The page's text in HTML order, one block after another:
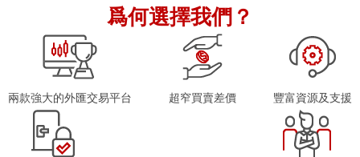
爲何選擇我們？
兩款強大的外匯交易平台 超窄買賣差價 豐富資源及支援